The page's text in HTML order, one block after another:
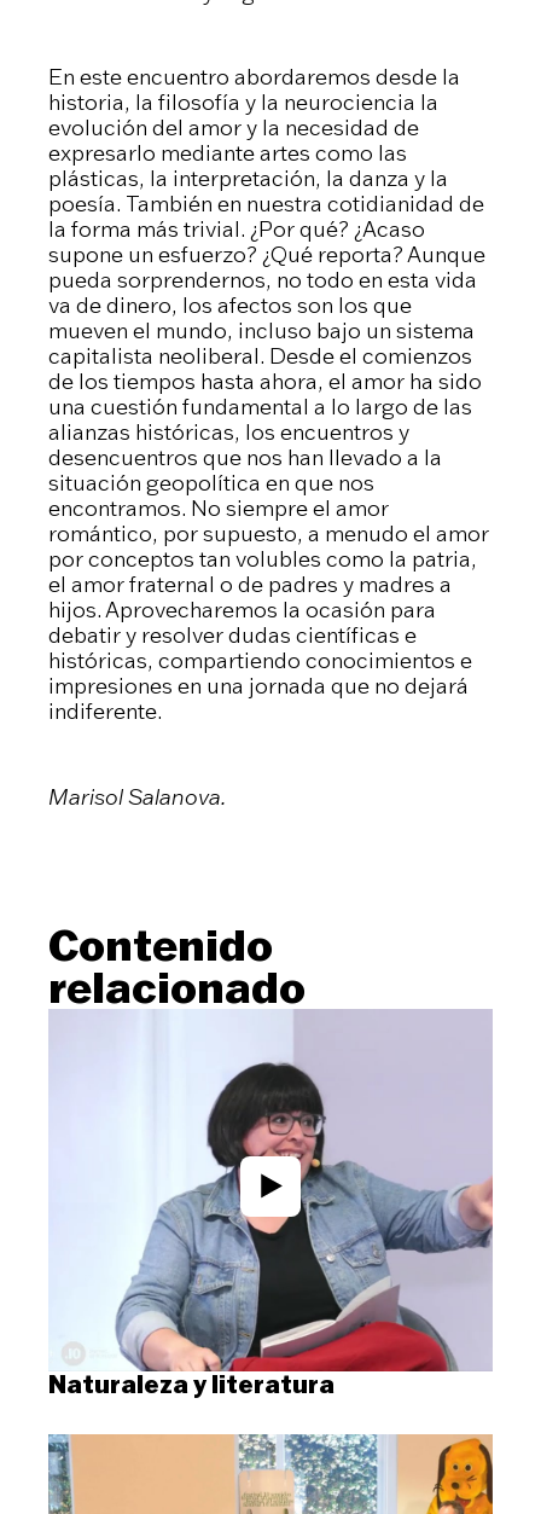
En este encuentro abordaremos desde la
historia, la filosofía y la neurociencia la
evolución del amor y la necesidad de
expresarlo mediante artes como las
plásticas, la interpretación, la danza y la
poesía. También en nuestra cotidianidad de
la forma más trivial. ¿Por qué? ¿Acaso
supone un esfuerzo? ¿Qué reporta? Aunque
pueda sorprendernos, no todo en esta vida
va de dinero, los afectos son los que
mueven el mundo, incluso bajo un sistema
capitalista neoliberal. Desde el comienzos
de los tiempos hasta ahora, el amor ha sido
una cuestión fundamental a lo largo de las
alianzas históricas, los encuentros y
desencuentros que nos han llevado a la
situación geopolítica en que nos
encontramos. No siempre el amor
romántico, por supuesto, a menudo el amor
por conceptos tan volubles como la patria,
el amor fraternal o de padres y madres a
hijos. Aprovecharemos la ocasión para
debatir y resolver dudas científicas e
históricas, compartiendo conocimientos e
impresiones en una jornada que no dejará
indiferente.
Marisol Salanova.
Contenido
relacionado
Naturaleza y literatura